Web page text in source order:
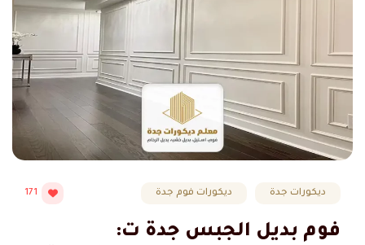
ديكورات جدة ديكورات فوم جدة 171
فوم بديل الجبس جدة ت: